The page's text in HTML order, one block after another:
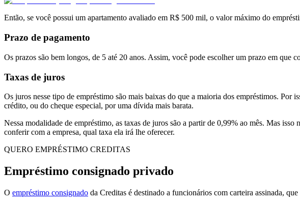
Então, se você possui um apartamento avaliado em R$ 500 mil, o valor máximo do
Prazo de pagamento
Os prazos são bem longos, de 5 até 20 anos. Assim, você pode escolher um prazo em que
Taxas de juros
Os juros nesse tipo de empréstimo são mais baixas do que a maioria dos empréstimos.
crédito, ou do cheque especial, por uma dívida mais barata.
Nessa modalidade de empréstimo, as taxas de juros são a partir de 0,99% ao mês. Mas isso
conferir com a empresa, qual taxa ela irá lhe oferecer.
QUERO EMPRÉSTIMO CREDITAS
Empréstimo consignado privado
O empréstimo consignado da Creditas é destinado a funcionários com carteira assinada, que